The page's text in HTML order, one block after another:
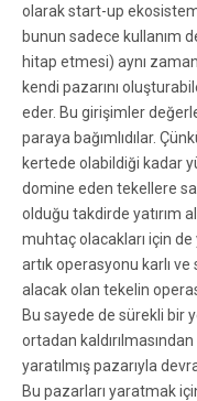
olarak start-up
bunun sadece kullanım
hitap etmesi) aynı
kendi pazarını
eder. Bu girişimler
paraya bağımlıdılar.
kertede olabildiği kadar
domine eden tekellere
olduğu takdirde yatırım
muhtaç olacakları için
artık operasyonu karlı
alacak olan tekelin
Bu sayede de sürekli bir
ortadan
yaratılmış pazarıyla
Bu pazarları yaratmak